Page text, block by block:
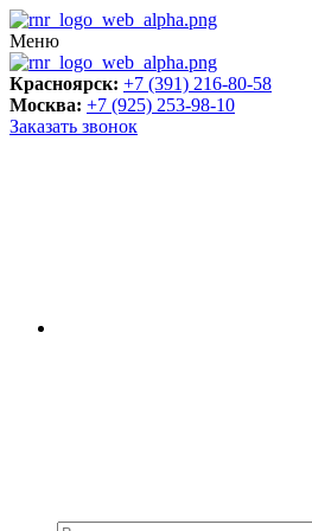
Меню
Красноярск: +7 (391) 216-80-58
Москва: +7 (925) 253-98-10
Заказать звонок